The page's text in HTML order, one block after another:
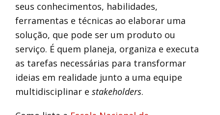
seus conhecimentos, habilidades,
ferramentas e técnicas ao elaborar uma
solução, que pode ser um produto ou
serviço. É quem planeja, organiza e executa
as tarefas necessárias para transformar
ideias em realidade junto a uma equipe
multidisciplinar estakeholders.